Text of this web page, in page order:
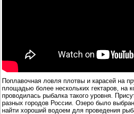
Поплавочная ловля плотвы и карасей на
площадью более нескольких гектаров, на
проводилась рыбалка такого уровня.
разных городов России. Озеро было
найти хороший водоем для проведения